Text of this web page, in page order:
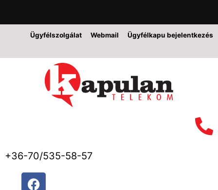
Ügyfélszolgálat Webmail Ügyfélkapu bejelentkezés
+36-70/535-58-57